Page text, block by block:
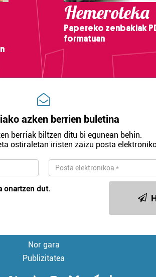
Hemeroteka
Papereko zenbakiak
formatuan
azken berrien buletina
berriak biltzen ditu bi egunean behin.
ostiraletan iristen zaizu posta
onartzen dut.
Nor gara
Publizitatea